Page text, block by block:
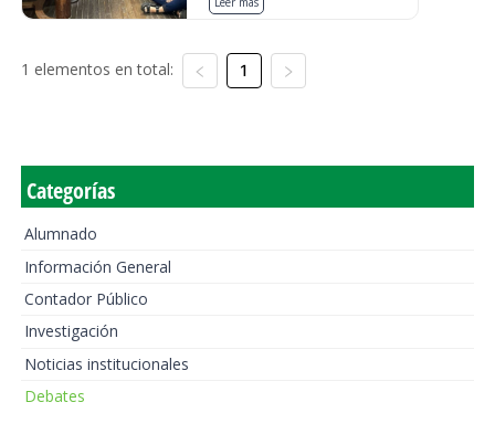
1 elementos en total: 1
Categorías
Alumnado
Información General
Contador Público
Investigación
Noticias institucionales
Debates